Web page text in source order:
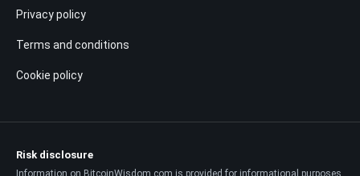
Privacy policy
Terms and conditions
Cookie policy
Risk disclosure
Information on BitcoinWisdom.com is provided for informational purposes